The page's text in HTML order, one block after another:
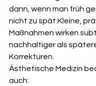
dann, wenn man früh
nicht zu spät.Kleine,
Maßnahmen wirken
nachhaltiger als
Korrekturen.
Ästhetische Medizin
auch: